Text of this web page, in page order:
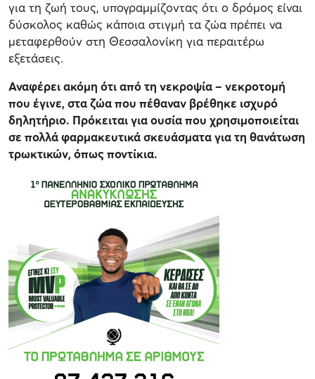
για τη ζωή τους, υπογραμμίζοντας ότι ο δρόμος είναι
δύσκολος καθώς κάποια στιγμή τα ζώα πρέπει να
μεταφερθούν στη Θεσσαλονίκη για περαιτέρω
εξετάσεις.
Αναφέρει ακόμη ότι από τη νεκροψία – νεκροτομή
που έγινε, στα ζώα που πέθαναν βρέθηκε ισχυρό
δηλητήριο. Πρόκειται για ουσία που χρησιμοποιείται
σε πολλά φαρμακευτικά σκευάσματα για τη θανάτωση
τρωκτικών, όπως ποντίκια.